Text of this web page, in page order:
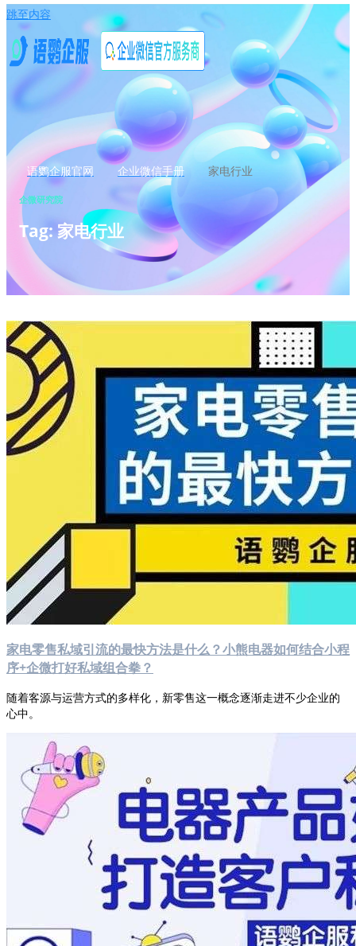
跳至内容
语鹦企服官网 企业微信手册 家电行业
企微研究院
Tag: 家电行业
家电零售私域引流的最快方法是什么？小熊电器如何结合小程
序+企微打好私域组合拳？
随着客源与运营方式的多样化，新零售这一概念逐渐走进不少企业的
心中。